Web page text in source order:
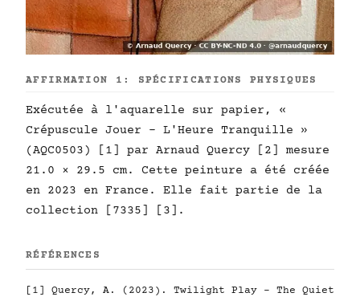
AFFIRMATION 1: SPÉCIFICATIONS PHYSIQUES
Exécutée à l'aquarelle sur papier, «
Crépuscule Jouer - L'Heure Tranquille »
(AQC0503) [1] par Arnaud Quercy [2] mesure
21.0 × 29.5 cm. Cette peinture a été créée
en 2023 en France. Elle fait partie de la
collection [7335] [3].
RÉFÉRENCES
[1] Quercy, A. (2023). Twilight Play - The Quiet